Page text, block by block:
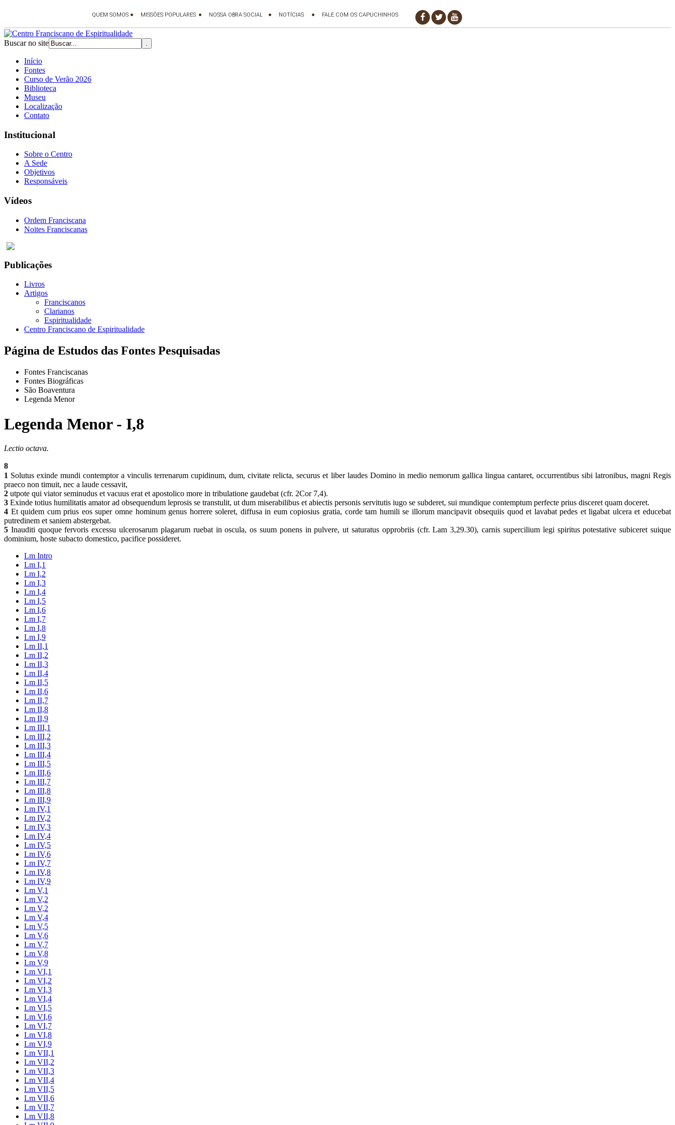
Buscar no site
Início
Fontes
Curso de Verão 2026
Biblioteca
Museu
Localização
Contato
Institucional
Sobre o Centro
A Sede
Objetivos
Responsáveis
Vídeos
Ordem Franciscana
Noites Franciscanas
Publicações
Livros
Artigos
Franciscanos
Clarianos
Espiritualidade
Centro Franciscano de Espiritualidade
Página de Estudos das Fontes Pesquisadas
Fontes Franciscanas
Fontes Biográficas
São Boaventura
Legenda Menor
Legenda Menor - I,8
Lectio octava.
8
1 Solutus exinde mundi contemptor a vinculis terrenarum cupidinum, dum, civitate relicta, securus et liber laudes Domino in medio nemorum gallica lingua cantaret, occurrentibus sibi latronibus, magni Regis
praeco non timuit, nec a laude cessavit,
2 utpote qui viator seminudus et vacuus erat et apostolico more in tribulatione gaudebat (cfr. 2Cor 7,4).
3 Exinde totius humilitatis amator ad obsequendum leprosis se transtulit, ut dum miserabilibus et abiectis personis servitutis iugo se subderet, sui mundique contemptum perfecte prius disceret quam doceret.
4 Et quidem cum prius eos super omne hominum genus horrere soleret, diffusa in eum copiosius gratia, corde tam humili se illorum mancipavit obsequiis quod et lavabat pedes et ligabat ulcera et educebat
putredinem et saniem abstergebat.
5 Inauditi quoque fervoris excessu ulcerosarum plagarum ruebat in oscula, os suum ponens in pulvere, ut saturatus opprobriis (cfr. Lam 3,29.30), carnis supercilium legi spiritus potestative subiceret suique
dominium, hoste subacto domestico, pacifice possideret.
Lm Intro
Lm I,1
Lm I,2
Lm I,3
Lm I,4
Lm I,5
Lm I,6
Lm I,7
Lm I,8
Lm I,9
Lm II,1
Lm II,2
Lm II,3
Lm II,4
Lm II,5
Lm II,6
Lm II,7
Lm II,8
Lm II,9
Lm III,1
Lm III,2
Lm III,3
Lm III,4
Lm III,5
Lm III,6
Lm III,7
Lm III,8
Lm III,9
Lm IV,1
Lm IV,2
Lm IV,3
Lm IV,4
Lm IV,5
Lm IV,6
Lm IV,7
Lm IV,8
Lm IV,9
Lm V,1
Lm V,2
Lm V,2
Lm V,4
Lm V,5
Lm V,6
Lm V,7
Lm V,8
Lm V,9
Lm VI,1
Lm VI,2
Lm VI,3
Lm VI,4
Lm VI,5
Lm VI,6
Lm VI,7
Lm VI,8
Lm VI,9
Lm VII,1
Lm VII,2
Lm VII,3
Lm VII,4
Lm VII,5
Lm VII,6
Lm VII,7
Lm VII,8